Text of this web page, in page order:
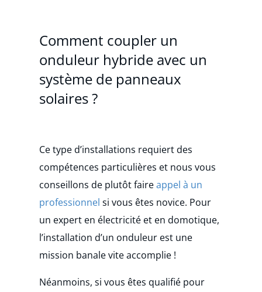
Comment coupler un
onduleur hybride avec un
système de panneaux
solaires ?
Ce type d’installations requiert des
compétences particulières et nous vous
conseillons de plutôt faireappel à un
professionnel si vous êtes novice. Pour
un expert en électricité et en domotique,
l’installation d’un onduleur est une
mission banale vite accomplie !
Néanmoins, si vous êtes qualifié pour